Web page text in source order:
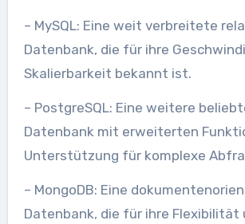
– MySQL: Eine weit verbreitete
Datenbank, die für ihre
Skalierbarkeit bekannt ist.
– PostgreSQL: Eine weitere
Datenbank mit erweiterten
Unterstützung für komplexe
– MongoDB: Eine
Datenbank, die für ihre Flexibilität